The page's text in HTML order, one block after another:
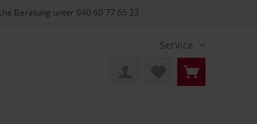
Beratung unter 040 60 77 65 23
Service